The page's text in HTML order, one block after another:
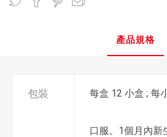
產品規格
包裝 每盒 12 小盒 ; 每
口服。1個月內新